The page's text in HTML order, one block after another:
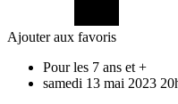
Ajouter aux favoris
Pour les 7 ans et +
samedi 13 mai 2023